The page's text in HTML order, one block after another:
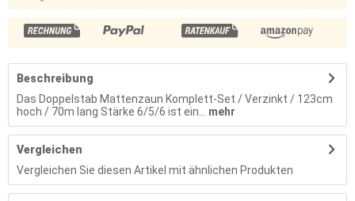
Beschreibung
Das Doppelstab Mattenzaun Komplett-Set / Verzinkt / 123cm
hoch / 70m lang Stärke 6/5/6 ist ein...
mehr
Vergleichen
Vergleichen Sie diesen Artikel mit ähnlichen Produkten